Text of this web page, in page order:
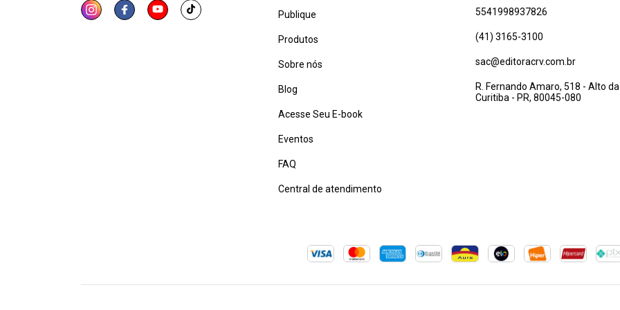
Publique
Produtos
Sobre nós
Blog
Acesse Seu E-book
Eventos
FAQ
Central de atendimento
5541998937826
(41) 3165-3100
sac@editoracrv.com.br
R. Fernando Amaro, 518 - Alto da
Curitiba - PR, 80045-080